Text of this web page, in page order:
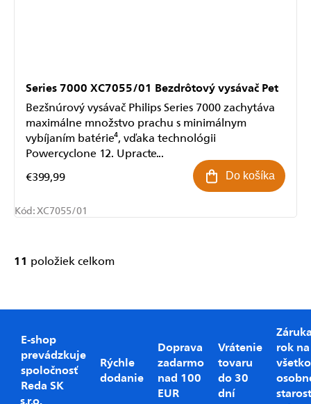
Series 7000 XC7055/01 Bezdrôtový vysávač Pet
€399,99 Do košíka
Bezšnúrový vysávač Philips Series 7000 zachytáva
maximálne množstvo prachu s minimálnym
vybíjaním batérie⁴, vďaka technológii
Powercyclone 12. Upracte...
Kód:XC7055/01
Ovládacie
11 položiek celkom
E-shop
prevádzkuje
spoločnosť
Reda SK
s.r.o.
Rýchle
dodanie
Doprava
zadarmo
nad 100
EUR
Vrátenie
tovaru
do 30
dní
rok na